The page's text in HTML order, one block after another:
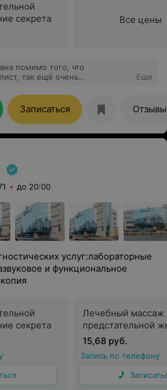
секрета
Все цены
помимо того, что
так ещё очень
Благодаря ей больше не
бы пережить визит к
профессионального
пациентов! А всем
доктора. Я "своего" уже
Еще
Записаться Отзывы
до 20:00
услуг:лабораторные
и функциональное
секрета
Лечебный массаж
предстательной
15,68 руб.
Запись по телефону